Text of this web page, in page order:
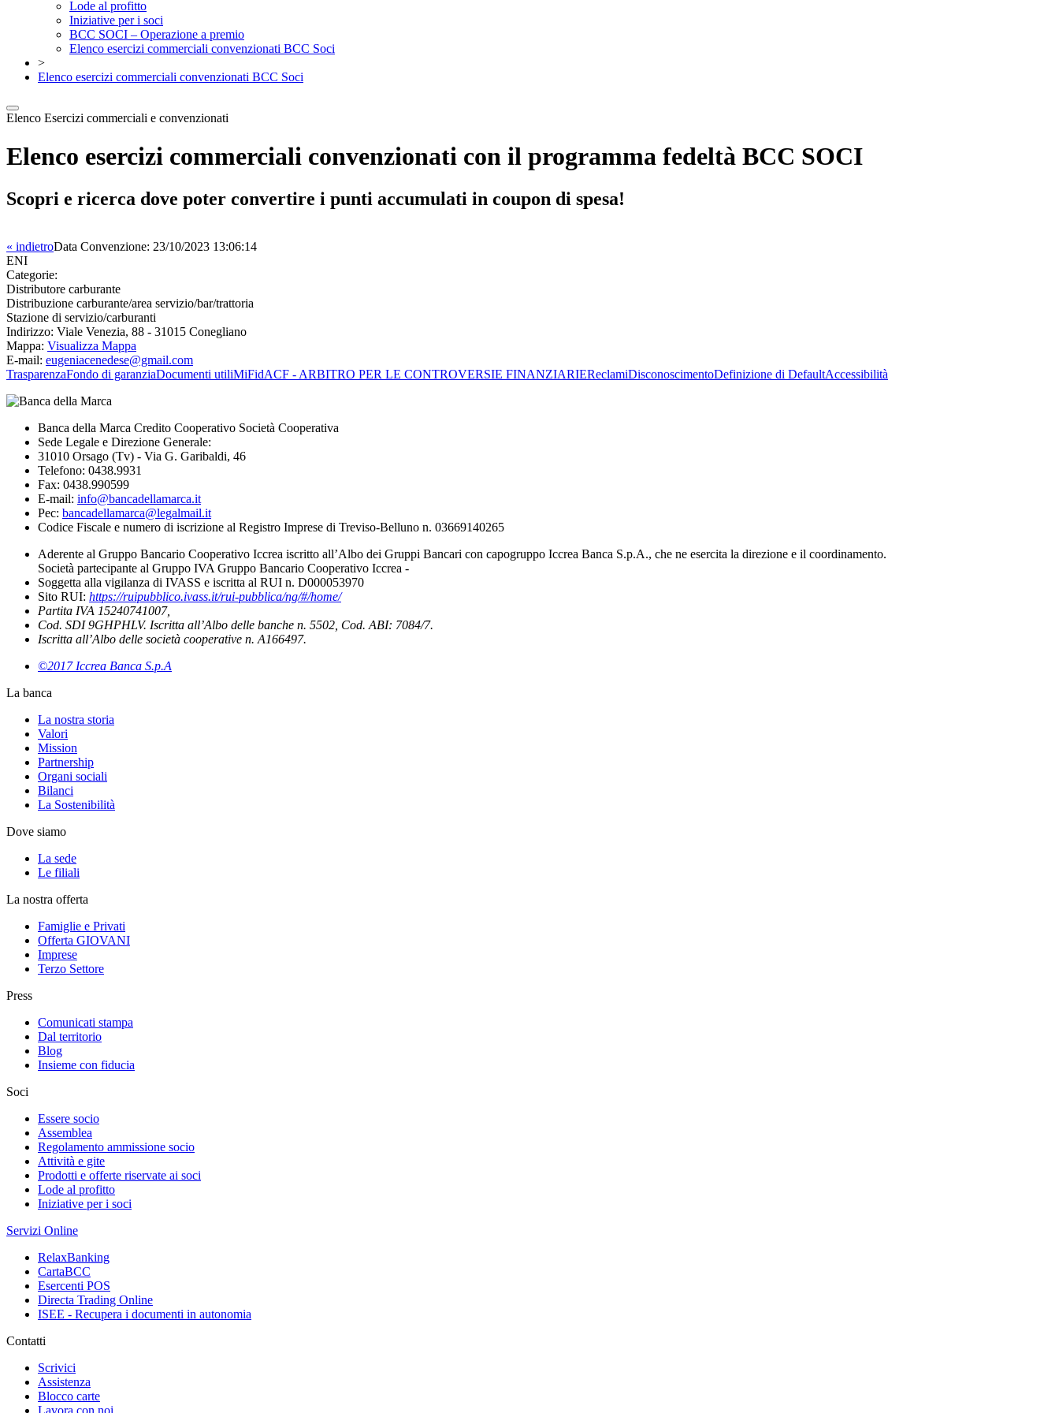
Lode al profitto
Iniziative per i soci
BCC SOCI – Operazione a premio
Elenco esercizi commerciali convenzionati BCC Soci
>
Elenco esercizi commerciali convenzionati BCC Soci
Elenco Esercizi commerciali e convenzionati
Elenco esercizi commerciali convenzionati con il programma fedeltà BCC SOCI
Scopri e ricerca dove poter convertire i punti accumulati in coupon di spesa!
« indietroData Convenzione: 23/10/2023 13:06:14
ENI
Categorie:
Distributore carburante
Distribuzione carburante/area servizio/bar/trattoria
Stazione di servizio/carburanti
Indirizzo: Viale Venezia, 88 - 31015 Conegliano
Mappa: Visualizza Mappa
E-mail: eugeniacenedese@gmail.com
TrasparenzaFondo di garanziaDocumenti utiliMiFidACF - ARBITRO PER LE CONTROVERSIE FINANZIARIEReclamiDisconoscimentoDefinizione di DefaultAccessibilità
Banca della Marca Credito Cooperativo Società Cooperativa
Sede Legale e Direzione Generale:
31010 Orsago (Tv) - Via G. Garibaldi, 46
Telefono: 0438.9931
Fax: 0438.990599
E-mail: info@bancadellamarca.it
Pec: bancadellamarca@legalmail.it
Codice Fiscale e numero di iscrizione al Registro Imprese di Treviso-Belluno n. 03669140265
Aderente al Gruppo Bancario Cooperativo Iccrea iscritto all’Albo dei Gruppi Bancari con capogruppo Iccrea Banca S.p.A., che ne esercita la direzione e il coordinamento.
Società partecipante al Gruppo IVA Gruppo Bancario Cooperativo Iccrea -
Soggetta alla vigilanza di IVASS e iscritta al RUI n. D000053970
Sito RUI: https://ruipubblico.ivass.it/rui-pubblica/ng/#/home/
Partita IVA 15240741007,
Cod. SDI 9GHPHLV. Iscritta all’Albo delle banche n. 5502, Cod. ABI: 7084/7.
Iscritta all’Albo delle società cooperative n. A166497.
©2017 Iccrea Banca S.p.A
La banca
La nostra storia
Valori
Mission
Partnership
Organi sociali
Bilanci
La Sostenibilità
Dove siamo
La sede
Le filiali
La nostra offerta
Famiglie e Privati
Offerta GIOVANI
Imprese
Terzo Settore
Press
Comunicati stampa
Dal territorio
Blog
Insieme con fiducia
Soci
Essere socio
Assemblea
Regolamento ammissione socio
Attività e gite
Prodotti e offerte riservate ai soci
Lode al profitto
Iniziative per i soci
Servizi Online
RelaxBanking
CartaBCC
Esercenti POS
Directa Trading Online
ISEE - Recupera i documenti in autonomia
Contatti
Scrivici
Assistenza
Blocco carte
Lavora con noi